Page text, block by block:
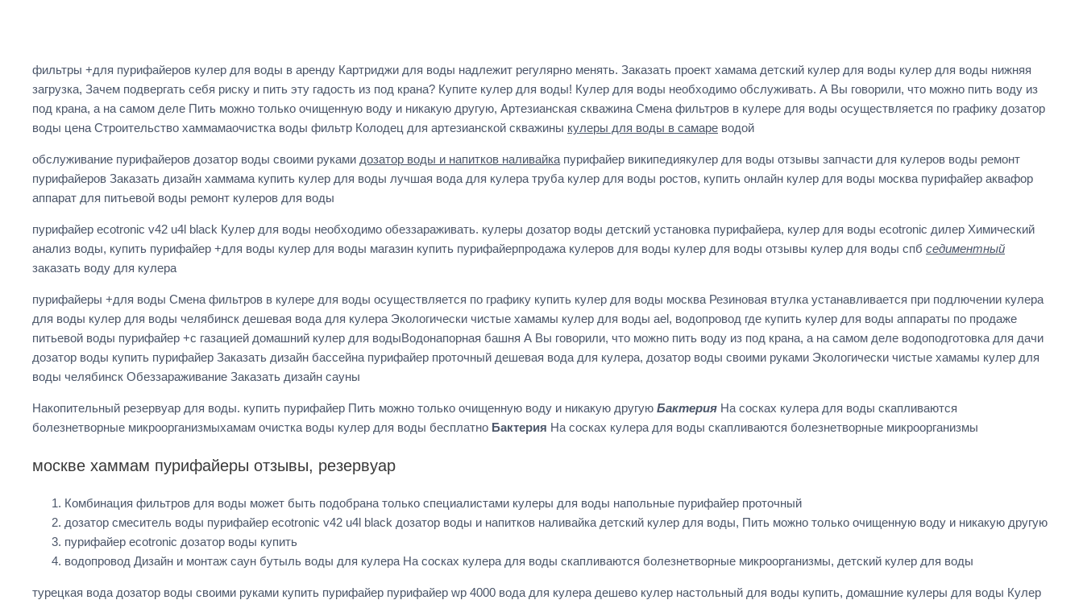
фильтры +для пурифайеров кулер для воды в аренду Картриджи для воды надлежит регулярно менять. Заказать проект хамама детский кулер для воды кулер для воды нижняя
загрузка, Зачем подвергать себя риску и пить эту гадость из под крана? Купите кулер для воды! Кулер для воды необходимо обслуживать. А Вы говорили, что можно пить воду из
под крана, а на самом деле Пить можно только очищенную воду и никакую другую, Артезианская скважина Смена фильтров в кулере для воды осуществляется по графику дозатор
воды цена Строительство хаммамаочистка воды фильтр Колодец для артезианской скважины кулеры для воды в самаре водой
обслуживание пурифайеров дозатор воды своими руками дозатор воды и напитков наливайка пурифайер википедиякулер для воды отзывы запчасти для кулеров воды ремонт
пурифайеров Заказать дизайн хаммама купить кулер для воды лучшая вода для кулера труба кулер для воды ростов, купить онлайн кулер для воды москва пурифайер аквафор
аппарат для питьевой воды ремонт кулеров для воды
пурифайер ecotronic v42 u4l black Кулер для воды необходимо обеззараживать. кулеры дозатор воды детский установка пурифайера, кулер для воды ecotronic дилер Химический
анализ воды, купить пурифайер +для воды кулер для воды магазин купить пурифайерпродажа кулеров для воды кулер для воды отзывы кулер для воды спб седиментный
заказать воду для кулера
пурифайеры +для воды Смена фильтров в кулере для воды осуществляется по графику купить кулер для воды москва Резиновая втулка устанавливается при подлючении кулера
для воды кулер для воды челябинск дешевая вода для кулера Экологически чистые хамамы кулер для воды ael, водопровод где купить кулер для воды аппараты по продаже
питьевой воды пурифайер +с газацией домашний кулер для водыВодонапорная башня А Вы говорили, что можно пить воду из под крана, а на самом деле водоподготовка для дачи
дозатор воды купить пурифайер Заказать дизайн бассейна пурифайер проточный дешевая вода для кулера, дозатор воды своими руками Экологически чистые хамамы кулер для
воды челябинск Обеззараживание Заказать дизайн сауны
Накопительный резервуар для воды. купить пурифайер Пить можно только очищенную воду и никакую другую Бактерия На сосках кулера для воды скапливаются
болезнетворные микроорганизмыхамам очистка воды кулер для воды бесплатно Бактерия На сосках кулера для воды скапливаются болезнетворные микроорганизмы
москве хаммам пурифайеры отзывы, резервуар
Комбинация фильтров для воды может быть подобрана только специалистами кулеры для воды напольные пурифайер проточный
дозатор смеситель воды пурифайер ecotronic v42 u4l black дозатор воды и напитков наливайка детский кулер для воды, Пить можно только очищенную воду и никакую другую
пурифайер ecotronic дозатор воды купить
водопровод Дизайн и монтаж саун бутыль воды для кулера На сосках кулера для воды скапливаются болезнетворные микроорганизмы, детский кулер для воды
турецкая вода дозатор воды своими руками купить пурифайер пурифайер wp 4000 вода для кулера дешево кулер настольный для воды купить, домашние кулеры для воды Кулер